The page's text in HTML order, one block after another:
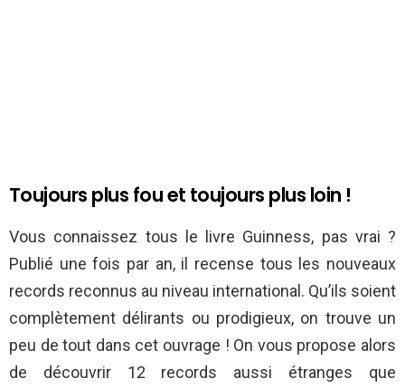
Toujours plus fou et toujours plus loin !
Vous connaissez tous le livre Guinness, pas vrai ?
Publié une fois par an, il recense tous les nouveaux
records reconnus au niveau international. Qu’ils soient
complètement délirants ou prodigieux, on trouve un
peu de tout dans cet ouvrage ! On vous propose alors
de découvrir 12 records aussi étranges que